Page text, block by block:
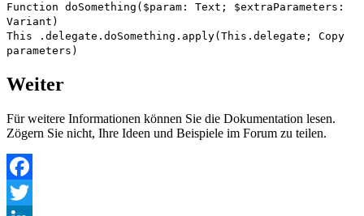
Function doSomething ( $param : Text ; $extraParameters :
Variant )
This . delegate . doSomething . apply( This . delegate ; Copy
parameters )
Weiter
Für weitere Informationen können Sie die Dokumentation lesen.
Zögern Sie nicht, Ihre Ideen und Beispiele im Forum zu teilen.
Facebook